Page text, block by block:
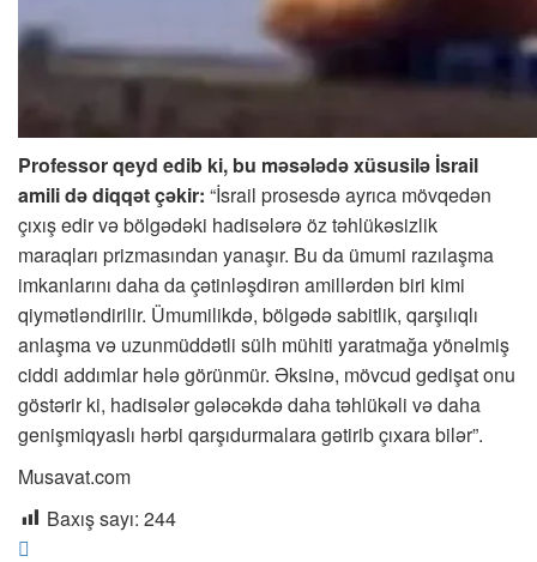
Professor qeyd edib ki, bu məsələdə xüsusilə İsrail
amili də diqqət çəkir: “İsrail prosesdə ayrıca mövqedən
çıxış edir və bölgədəki hadisələrə öz təhlükəsizlik
maraqları prizmasından yanaşır. Bu da ümumi razılaşma
imkanlarını daha da çətinləşdirən amillərdən biri kimi
qiymətləndirilir. Ümumilikdə, bölgədə sabitlik, qarşılıqlı
anlaşma və uzunmüddətli sülh mühiti yaratmağa yönəlmiş
ciddi addımlar hələ görünmür. Əksinə, mövcud gedişat onu
göstərir ki, hadisələr gələcəkdə daha təhlükəli və daha
genişmiqyaslı hərbi qarşıdurmalara gətirib çıxara bilər”.
Musavat.com
Baxış sayı: 244